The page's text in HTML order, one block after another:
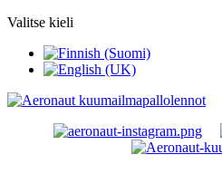
Valitse kieli